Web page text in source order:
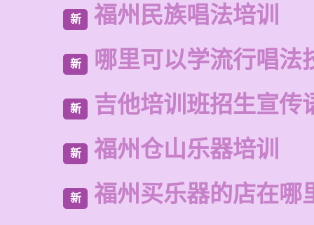
新 福州民族唱法培训
新 哪里可以学流行唱法
新 吉他培训班招生宣传
新 福州仓山乐器培训
新 福州买乐器的店在哪